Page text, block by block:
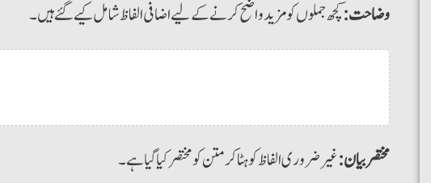
وضاحت:کچھ جملوں کو مزید واضح کرنے کے لیے اضافی الفاظ شامل کیے گئے ہیں۔
مختصر بیان:غیر ضروری الفاظ کو ہٹا کر متن کو مختصر کیا گیا ہے۔